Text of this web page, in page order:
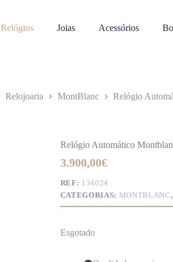
Relógios Joias Acessórios
Relojoaria MontBlanc Relógio
Relógio Automático
3.900,00€
REF: 134024
CATEGORIAS: MONTBLANC,
Esgotado